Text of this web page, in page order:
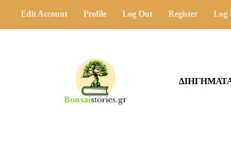
Edit Account Profile Log Out Register Log